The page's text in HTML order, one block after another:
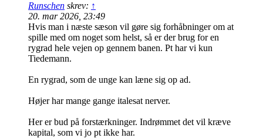
Runschen skrev: ↑
20. mar 2026, 23:49
Hvis man i næste sæson vil gøre sig forhåbninger om at
spille med om noget som helst, så er der brug for en
rygrad hele vejen op gennem banen. Pt har vi kun
Tiedemann.
En rygrad, som de unge kan læne sig op ad.
Højer har mange gange italesat nerver.
Her er bud på forstærkninger. Indrømmet det vil kræve
kapital, som vi jo pt ikke har.